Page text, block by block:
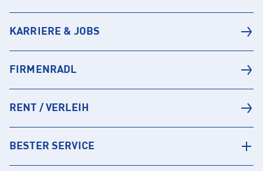
KARRIERE & JOBS
FIRMENRADL
RENT / VERLEIH
BESTER SERVICE